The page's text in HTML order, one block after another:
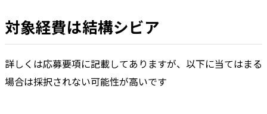
対象経費は結構シビア
詳しくは応募要項に記載してありますが、以下に当てはまる
場合は採択されない可能性が高いです